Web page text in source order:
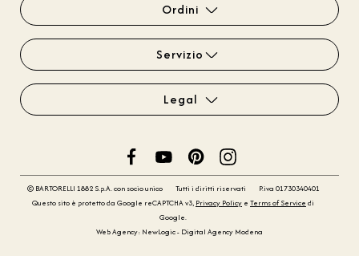
Ordini
Servizio
Legal
© BARTORELLI 1882 S.p.A. con socio unico Tutti i diritti riservati
P.iva 01730340401
Questo sito è protetto da Google reCAPTCHA v3, Privacy Policy e Terms of Service di
Google.
Web Agency: NewLogic - Digital Agency Modena